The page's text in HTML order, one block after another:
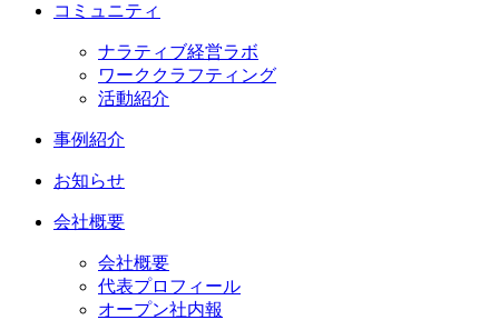
コミュニティ
ナラティブ経営ラボ
ワーククラフティング
活動紹介
事例紹介
お知らせ
会社概要
会社概要
代表プロフィール
オープン社内報